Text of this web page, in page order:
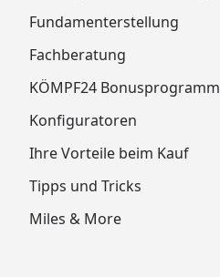
Fundamenterstellung
Fachberatung
KÖMPF24 Bonusprogramm
Konfiguratoren
Ihre Vorteile beim Kauf
Tipps und Tricks
Miles & More